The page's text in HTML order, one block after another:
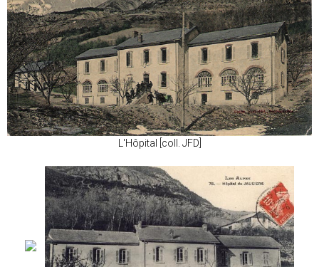
L'Hôpital [coll. JFD]